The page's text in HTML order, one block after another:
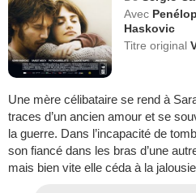
Avec
Haskovic
Titre original
Une mère célibataire se rend à
traces d’un ancien amour et se
la guerre. Dans l’incapacité de
son fiancé dans les bras d’une
mais bien vite elle céda à la